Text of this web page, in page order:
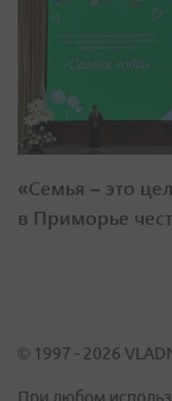
«Семья – это
в Приморье
© 1997 - 2026